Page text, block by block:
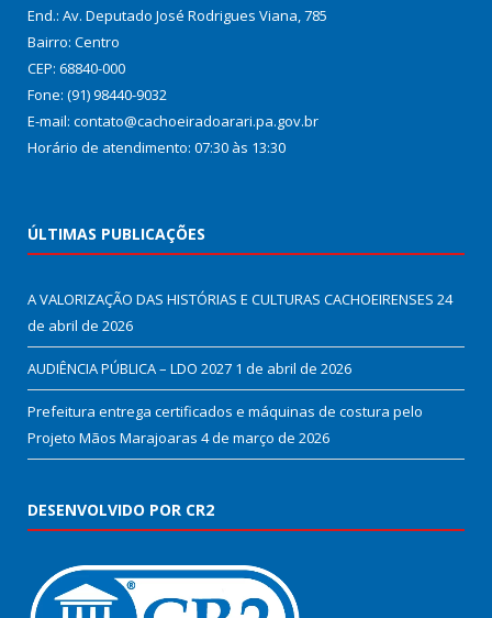
End.: Av. Deputado José Rodrigues Viana, 785
Bairro: Centro
CEP: 68840-000
Fone: (91) 98440-9032
E-mail: contato@cachoeiradoarari.pa.gov.br
Horário de atendimento: 07:30 às 13:30
ÚLTIMAS PUBLICAÇÕES
A VALORIZAÇÃO DAS HISTÓRIAS E CULTURAS CACHOEIRENSES 24
de abril de 2026
AUDIÊNCIA PÚBLICA – LDO 2027 1 de abril de 2026
Prefeitura entrega certificados e máquinas de costura pelo
Projeto Mãos Marajoaras 4 de março de 2026
DESENVOLVIDO POR CR2